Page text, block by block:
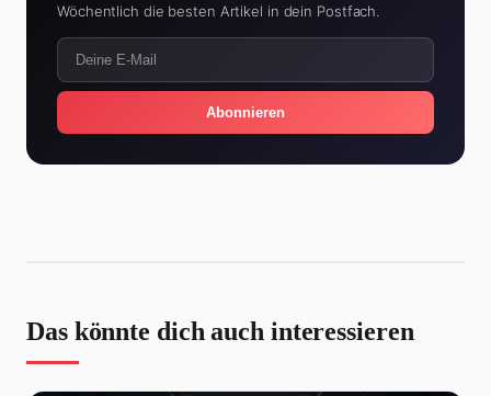
Wöchentlich die besten Artikel in dein Postfach.
Abonnieren
Das könnte dich auch interessieren